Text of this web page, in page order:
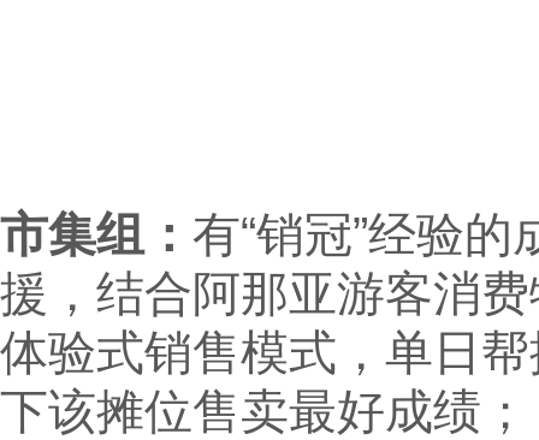
市集组： 有“销冠”经验
援，结合阿那亚游客消
体验式销售模式，单日
下该摊位售卖最好成绩；